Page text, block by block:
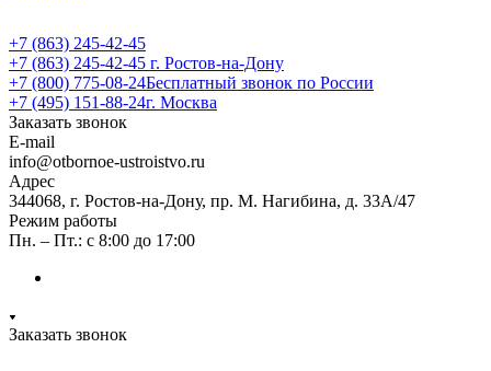
+7 (863) 245-42-45
+7 (863) 245-42-45 г. Ростов-на-Дону
+7 (800) 775-08-24Бесплатный звонок по России
+7 (495) 151-88-24г. Москва
Заказать звонок
E-mail
info@otbornoe-ustroistvo.ru
Адрес
344068, г. Ростов-на-Дону, пр. М. Нагибина, д. 33А/47
Режим работы
Пн. – Пт.: с 8:00 до 17:00
Заказать звонок